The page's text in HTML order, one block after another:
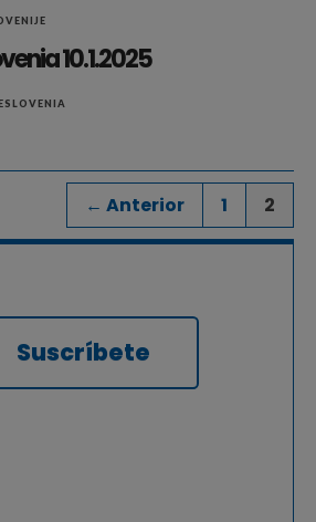
10.1.2025
← Anterior 1 2
Suscríbete